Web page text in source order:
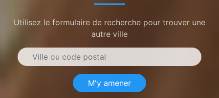
Utilisez le formulaire de recherche pour trouver une
autre ville
M'y amener